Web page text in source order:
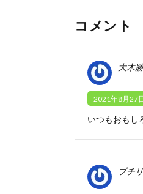
コメント
大木
2021年8月27
いつもおもし
プチ